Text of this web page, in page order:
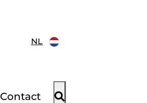
NL
Contact